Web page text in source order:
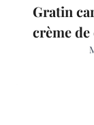
Gratin
crème de